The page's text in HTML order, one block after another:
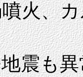
火、
震も